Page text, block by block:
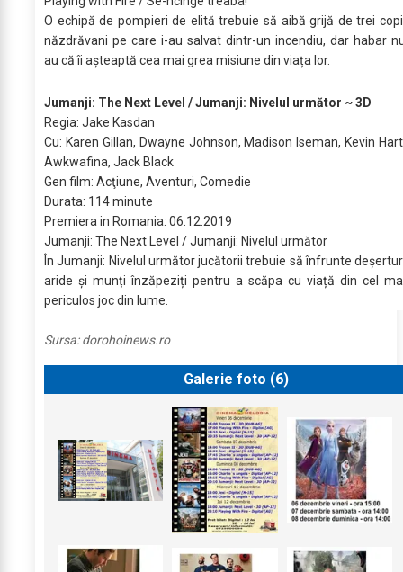
O echipă de pompieri de elită trebuie să aibă grijă de trei
năzdrăvani pe care i-au salvat dintr-un incendiu, dar habar
au că îi așteaptă cea mai grea misiune din viața lor.
Jumanji: The Next Level / Jumanji: Nivelul următor ~ 3D
Regia: Jake Kasdan
Cu: Karen Gillan, Dwayne Johnson, Madison Iseman, Kevin
Awkwafina, Jack Black
Gen film: Acţiune, Aventuri, Comedie
Durata: 114 minute
Premiera in Romania: 06.12.2019
Jumanji: The Next Level / Jumanji: Nivelul următor
În Jumanji: Nivelul următor jucătorii trebuie să înfrunte
aride și munți înzăpeziți pentru a scăpa cu viață din cel
periculos joc din lume.
Sursa:dorohoinews.ro
Galerie foto (6)